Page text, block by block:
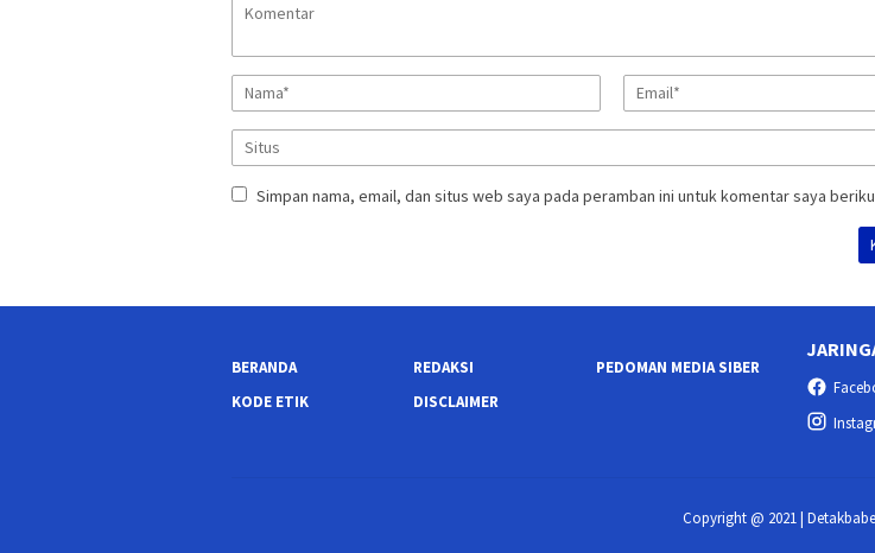
Simpan nama, email, dan situs web saya pada peramban ini untuk komentar saya
BERANDA REDAKSI
PEDOMAN MEDIA SIBER
KODE ETIK
DISCLAIMER
Copyright @ 2021 |